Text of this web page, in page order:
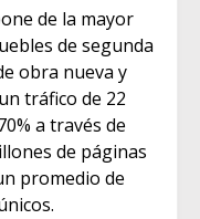
de la mayor
de segunda
obra nueva y
tráfico de 22
a través de
de páginas
promedio de